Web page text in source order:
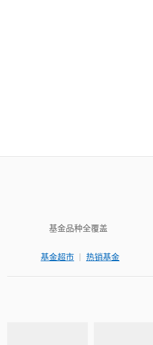
基金品种全覆盖
基金超市 | 热销基金